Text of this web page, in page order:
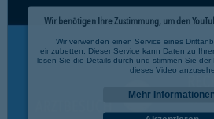
Wir benötigen Ihre Zustimmung, um den
Wir verwenden einen Service eines
einzubetten. Dieser Service kann Daten zu
lesen Sie die Details durch und stimmen Sie
dieses Video
Mehr